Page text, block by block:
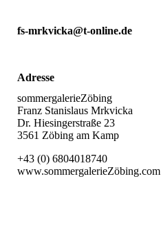
fs-mrkvicka@t-online.de
Adresse
sommergalerieZöbing
Franz Stanislaus Mrkvicka
Dr. Hiesingerstraße 23
3561 Zöbing am Kamp
+43 (0) 6804018740
www.sommergalerieZöbing.com